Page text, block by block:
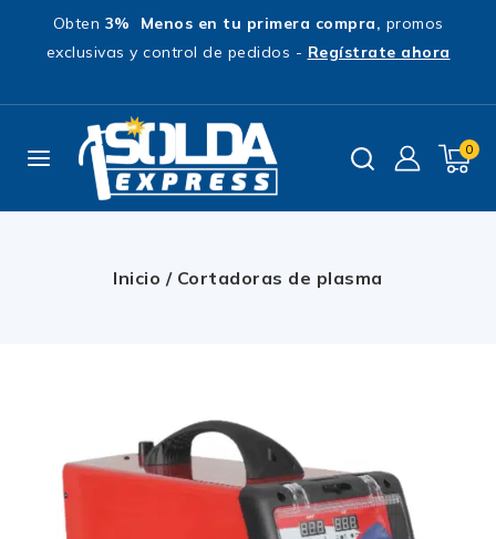
Obten 3% Menos en tu primera compra, promos
exclusivas y control de pedidos - Regístrate ahora
0
Inicio / Cortadoras de plasma